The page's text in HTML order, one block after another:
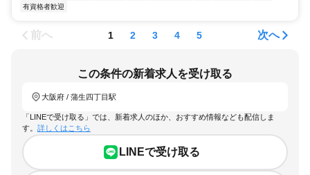
有資格者歓迎
前へ 1 2 3 4 5 次へ
この条件の新着求人を受け取る
大阪府 / 蒲生四丁目駅
「LINEで受け取る」では、新着求人のほか、おすすめ情報なども配信しま
す。 詳しくはこちら
LINEで受け取る